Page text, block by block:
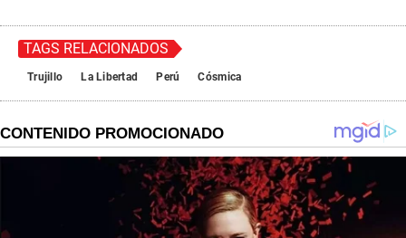
TAGS RELACIONADOS
Trujillo La Libertad Perú Cósmica